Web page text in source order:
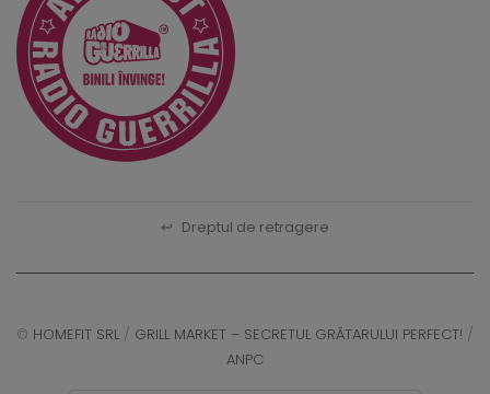
↩ Dreptul de retragere
© HOMEFIT SRL / GRILL MARKET – SECRETUL GRĂTARULUI PERFECT! /
ANPC